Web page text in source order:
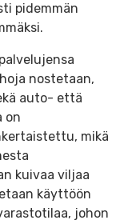
pidemmän
nostetaan,
auto- että
on
mikä
kuivaa viljaa
käyttöön
johon